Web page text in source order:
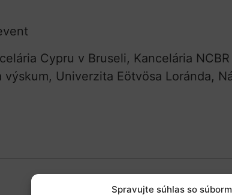
Spravujte súhlas so
Cypru v Bruseli, Kancelária
Univerzita Eötvösa Loránda,